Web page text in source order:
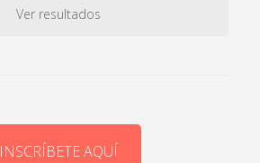
Ver resultados
INSCRÍBETE AQUÍ